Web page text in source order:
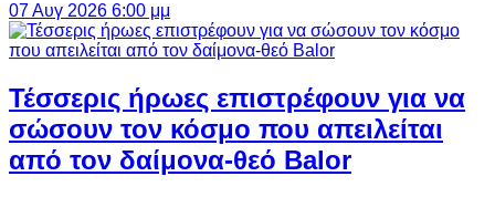
07 Αυγ 2026 6:00 μμ
Τέσσερις ήρωες επιστρέφουν για να
σώσουν τον κόσμο που απειλείται
από τον δαίμονα-θεό Balor